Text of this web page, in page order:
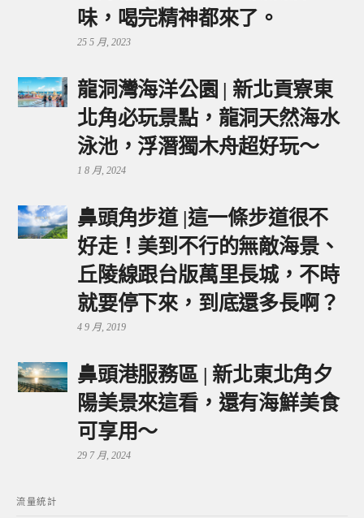
味，喝完精神都來了。
25 5 月, 2023
龍洞灣海洋公園 | 新北貢寮東
北角必玩景點，龍洞天然海水
泳池，浮潛獨木舟超好玩～
1 8 月, 2024
鼻頭角步道 |這一條步道很不
好走！美到不行的無敵海景、
丘陵線跟台版萬里長城，不時
就要停下來，到底還多長啊？
4 9 月, 2019
鼻頭港服務區 | 新北東北角夕
陽美景來這看，還有海鮮美食
可享用～
29 7 月, 2024
流量統計